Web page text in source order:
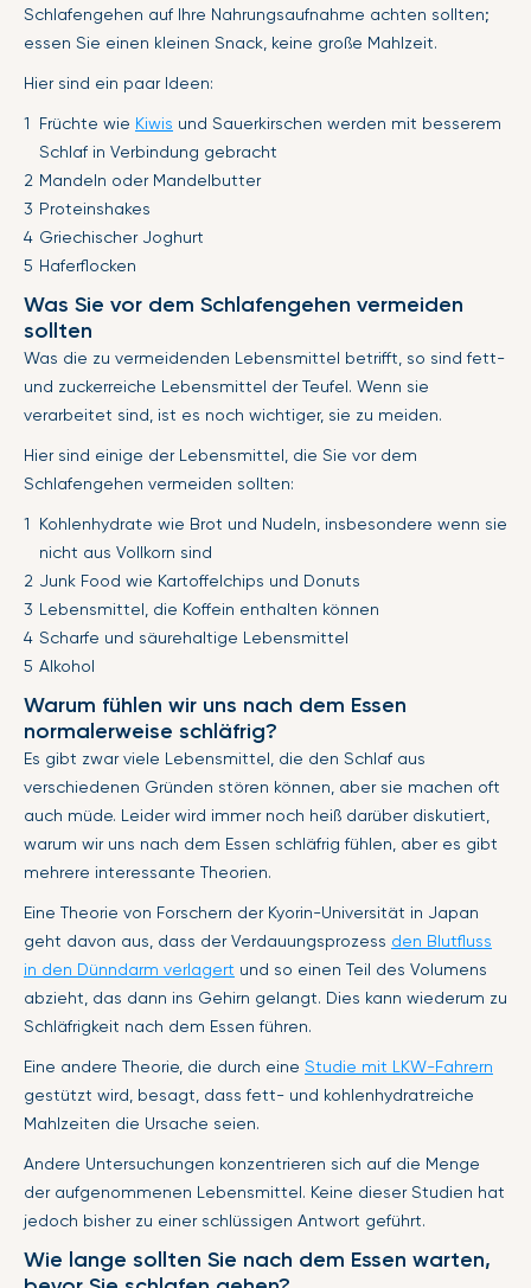
Schlafengehen auf Ihre Nahrungsaufnahme achten sollten;
essen Sie einen kleinen Snack, keine große Mahlzeit.
Hier sind ein paar Ideen:
Früchte wie Kiwis und Sauerkirschen werden mit besserem
Schlaf in Verbindung gebracht
Mandeln oder Mandelbutter
Proteinshakes
Griechischer Joghurt
Haferflocken
Was Sie vor dem Schlafengehen vermeiden
sollten
Was die zu vermeidenden Lebensmittel betrifft, so sind fett-
und zuckerreiche Lebensmittel der Teufel. Wenn sie
verarbeitet sind, ist es noch wichtiger, sie zu meiden.
Hier sind einige der Lebensmittel, die Sie vor dem
Schlafengehen vermeiden sollten:
Kohlenhydrate wie Brot und Nudeln, insbesondere wenn sie
nicht aus Vollkorn sind
Junk Food wie Kartoffelchips und Donuts
Lebensmittel, die Koffein enthalten können
Scharfe und säurehaltige Lebensmittel
Alkohol
Warum fühlen wir uns nach dem Essen
normalerweise schläfrig?
Es gibt zwar viele Lebensmittel, die den Schlaf aus
verschiedenen Gründen stören können, aber sie machen oft
auch müde. Leider wird immer noch heiß darüber diskutiert,
warum wir uns nach dem Essen schläfrig fühlen, aber es gibt
mehrere interessante Theorien.
Eine Theorie von Forschern der Kyorin-Universität in Japan
geht davon aus, dass der Verdauungsprozess den Blutfluss
in den Dünndarm verlagert und so einen Teil des Volumens
abzieht, das dann ins Gehirn gelangt. Dies kann wiederum zu
Schläfrigkeit nach dem Essen führen.
Eine andere Theorie, die durch eine Studie mit LKW-Fahrern
gestützt wird, besagt, dass fett- und kohlenhydratreiche
Mahlzeiten die Ursache seien.
Andere Untersuchungen konzentrieren sich auf die Menge
der aufgenommenen Lebensmittel. Keine dieser Studien hat
jedoch bisher zu einer schlüssigen Antwort geführt.
Wie lange sollten Sie nach dem Essen warten,